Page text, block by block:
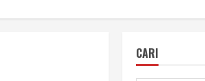
CARI